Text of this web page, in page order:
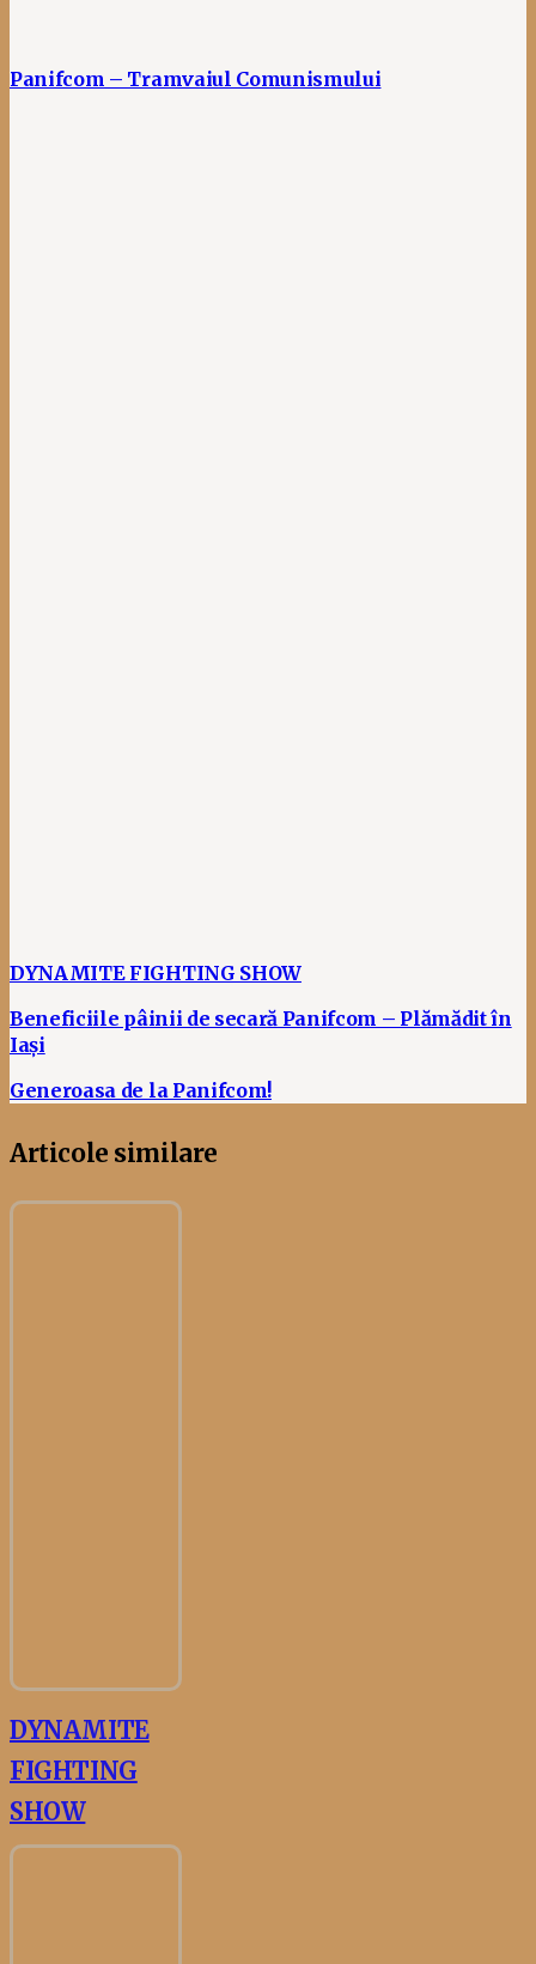
Panifcom – Tramvaiul Comunismului
DYNAMITE FIGHTING SHOW
Beneficiile pâinii de secară Panifcom – Plămădit în
Iași
Generoasa de la Panifcom!
Articole similare
DYNAMITE
FIGHTING
SHOW